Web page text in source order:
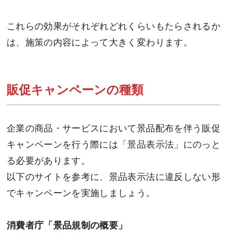
これらの効果がそれぞれどれくらいもたらされるか
は、施策の内容によって大きく変わります。
販促キャンペーンの種類
企業の商品・サービスにおいて景品配布を伴う販促
キャンペーンを行う際には「景品表示法」にのっと
る必要があります。
以下のサイトを参考に、景品表示法に違反しない形
でキャンペーンを実施しましょう。
消費者庁「景品規制の概要」